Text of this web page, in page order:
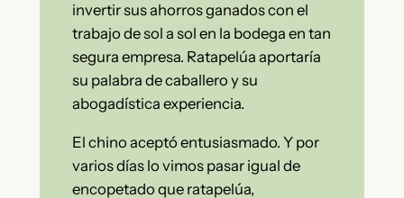
invertir sus ahorros ganados con el
trabajo de sol a sol en la bodega en tan
segura empresa. Ratapelúa aportaría
su palabra de caballero y su
abogadística experiencia.
El chino aceptó entusiasmado. Y por
varios días lo vimos pasar igual de
encopetado que ratapelúa,